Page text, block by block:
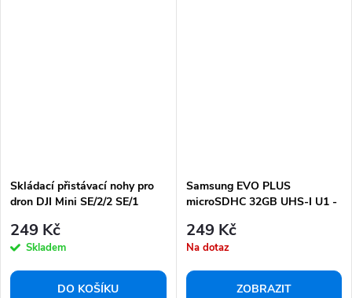
Skládací přistávací nohy pro
dron DJI Mini SE/2/2 SE/1
249 Kč
Skladem
DO KOŠÍKU
Samsung EVO PLUS
microSDHC 32GB UHS-I U1 -
249 Kč
Na dotaz
ZOBRAZIT